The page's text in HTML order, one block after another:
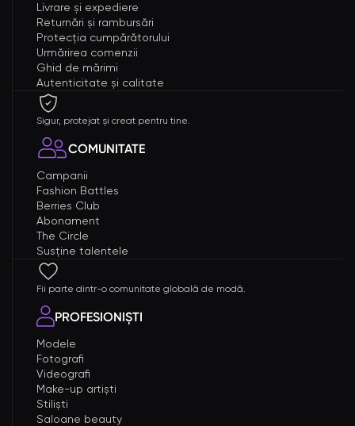
Livrare și expediere
Returnări și rambursări
Protecția cumpărătorului
Urmărirea comenzii
Ghid de mărimi
Autenticitate și calitate
Sigur, protejat și creat pentru tine.
COMUNITATE
Campanii
Fashion Battles
Berries Club
Abonament
The Circle
Susține talentele
Fii parte dintr-o comunitate globală de modă.
PROFESIONIȘTI
Modele
Fotografi
Videografi
Make-up artiști
Stiliști
Saloane beauty